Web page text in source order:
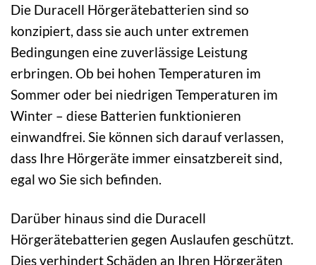
Die Duracell Hörgerätebatterien sind so
konzipiert, dass sie auch unter extremen
Bedingungen eine zuverlässige Leistung
erbringen. Ob bei hohen Temperaturen im
Sommer oder bei niedrigen Temperaturen im
Winter – diese Batterien funktionieren
einwandfrei. Sie können sich darauf verlassen,
dass Ihre Hörgeräte immer einsatzbereit sind,
egal wo Sie sich befinden.
Darüber hinaus sind die Duracell
Hörgerätebatterien gegen Auslaufen geschützt.
Dies verhindert Schäden an Ihren Hörgeräten